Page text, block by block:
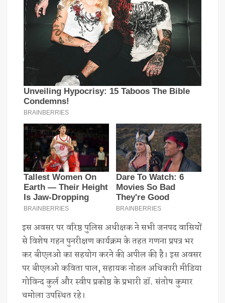
इस अवसर पर वरिष्ठ पुलिस अधीक्षक ने सभी जनपद वासियों
से विशेष गहन पुनरीक्षण कार्यक्रम के तहत गणना प्रपत्र भर
कर बीएलओ का सहयोग करने की अपील की है। इस अवसर
पर बीएलओ कविता पाल, सहायक नोडल अधिकारी मीडिया
गोविन्द कुर्ल और स्वीप प्रकोष्ठ के प्रभारी डॉ. संतोष कुमार
चमोला उपस्थित रहे।